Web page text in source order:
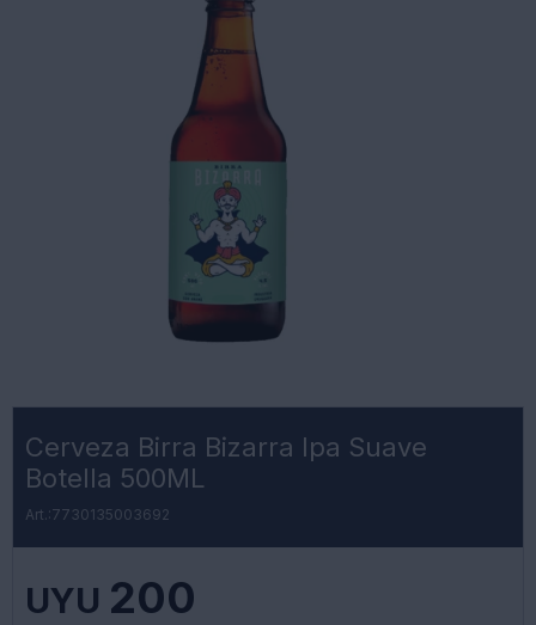
Cerveza Birra Bizarra Ipa Suave
Botella 500ML
7730135003692
UYU 200